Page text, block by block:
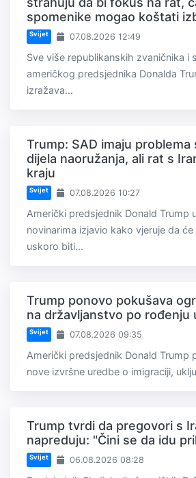
spomenike mogao koštati
Svijet 07.08.2026 12:49
Sve više republikanskih zvaničnika i
američkog predsjednika Donalda
izražava...
Trump: SAD imaju problema
dijela naoružanja, ali rat s
kraju
Svijet 07.08.2026 10:27
Američki predsjednik Donald Trump
novinarima izjavio kako vjeruje da
uskoro biti...
Trump ponovo pokušava
na državljanstvo po rođenju
Svijet 07.08.2026 09:35
Američki predsjednik Donald Trump
nove izvršne uredbe o imigraciji,
Trump tvrdi da pregovori s
napreduju: "Čini se da idu
Svijet 06.08.2026 08:28